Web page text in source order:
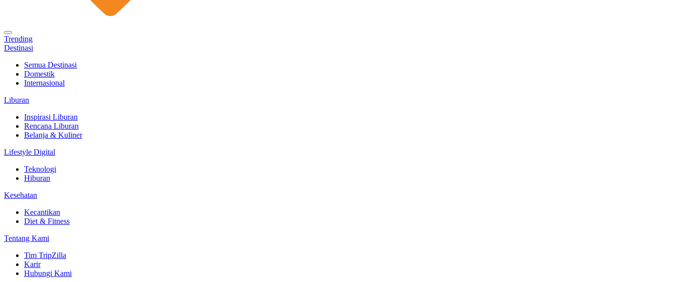
Trending
Destinasi
Semua Destinasi
Domestik
Internasional
Liburan
Inspirasi Liburan
Rencana Liburan
Belanja & Kuliner
Lifestyle Digital
Teknologi
Hiburan
Kesehatan
Kecantikan
Diet & Fitness
Tentang Kami
Tim TripZilla
Karir
Hubungi Kami